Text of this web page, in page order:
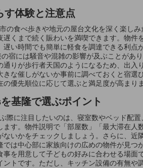
す体験と注意点
の食べ歩きや地元の屋台文化を深く楽し
くまで続く賑わいを満喫できます。物
い時間でも簡単に軽食を調達できる利
宿には騒音や混雑の影響が及ぶことが
りが歩行者天国のようになるため、出
な催しがないか事前に調べておくと宿
優先順位に応じて選ぶと満足度が高まりま
基隆で選ぶポイント
際に注目したいのは、寝室数やベッド配
す。物件説明で「部屋数」「最大滞在
いかをチェックしましょう。さらに、
は中心部に家族向けの広めの物件が見
を用意して子どもの好みに合わせる場
トです。ただし、キッチン設備の有無